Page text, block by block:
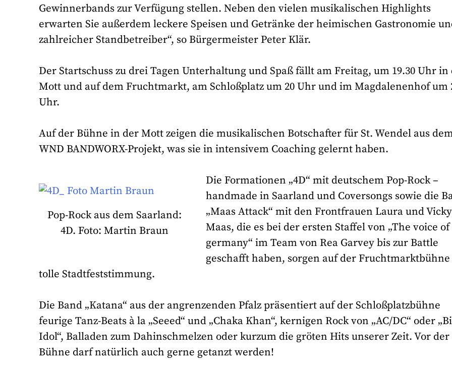
Gewinnerbands zur Verfügung stellen. Neben den vielen musikalischen Highlights
erwarten Sie außerdem leckere Speisen und Getränke der heimischen Gastronomie
zahlreicher Standbetreiber“, so Bürgermeister Peter Klär.
Der Startschuss zu drei Tagen Unterhaltung und Spaß fällt am Freitag, um 19.30 Uhr in
Mott und auf dem Fruchtmarkt, am Schloßplatz um 20 Uhr und im Magdalenenhof um
Uhr.
Auf der Bühne in der Mott zeigen die musikalischen Botschafter für St. Wendel aus
WND BANDWORX-Projekt, was sie in intensivem Coaching gelernt haben.
Pop-Rock aus dem Saarland:
4D. Foto: Martin Braun
Die Formationen „4D“ mit deutschem Pop-Rock –
handmade in Saarland und Coversongs sowie die
„Maas Attack“ mit den Frontfrauen Laura und Vicky
Maas, die es bei der ersten Staffel von „The voice of
germany“ im Team von Rea Garvey bis zur Battle
geschafft haben, sorgen auf der
tolle Stadtfeststimmung.
Die Band „Katana“ aus der angrenzenden Pfalz präsentiert auf der Schloßplatzbühne
feurige Tanz-Beats à la „Seeed“ und „Chaka Khan“, kernigen Rock von „AC/DC“ oder
Idol“, Balladen zum Dahinschmelzen oder kurzum die gröten Hits unserer Zeit. Vor der
Bühne darf natürlich auch gerne getanzt werden!